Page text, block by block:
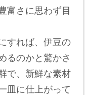
富さに思わず目
すれば、伊豆の
るのかと驚かさ
で、新鮮な素材
皿に仕上がって